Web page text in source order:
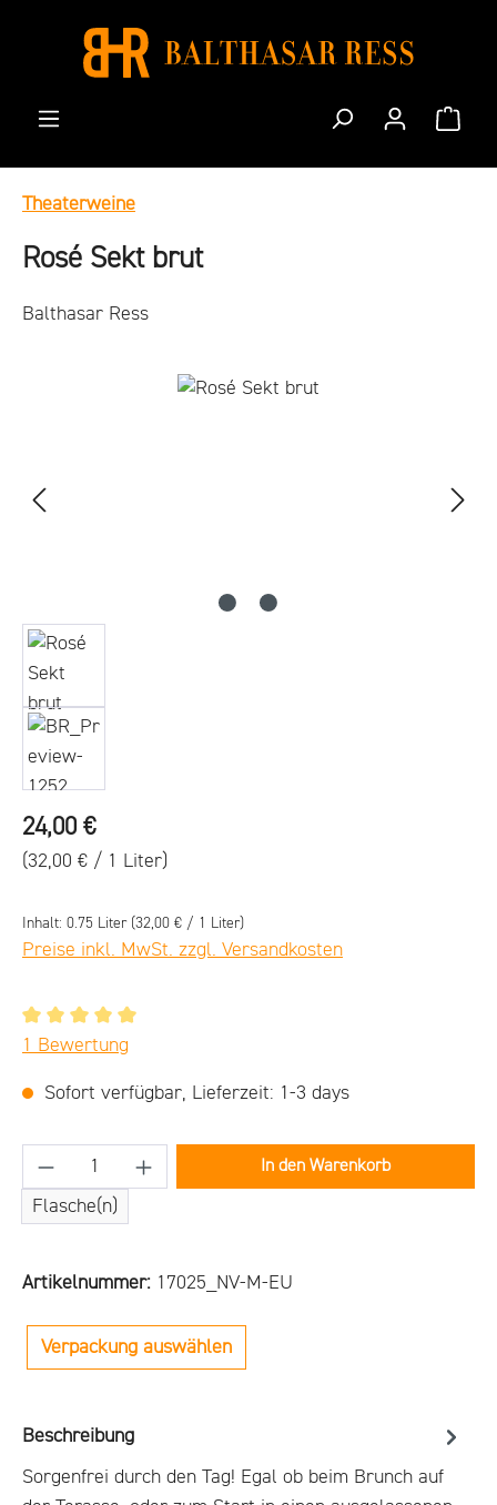
Zum Hauptinhalt springen
Theaterweine
Rosé Sekt brut
Balthasar Ress
Bildergalerie überspringen
Regulärer Preis:
24,00 €
(32,00 € / 1 Liter)
Inhalt: 0.75 Liter (32,00 € / 1 Liter)
Preise inkl. MwSt. zzgl. Versandkosten
Durchschnittliche Bewertung von 5 von 5 Sternen
1 Bewertung
Sofort verfügbar, Lieferzeit: 1-3 days
Produkt Anzahl: Gib den gewünschten Wert
Flasche(n)
In den Warenkorb
Artikelnummer: 17025_NV-M-EU
Verpackung auswählen
Beschreibung
Sorgenfrei durch den Tag! Egal ob beim Brunch auf